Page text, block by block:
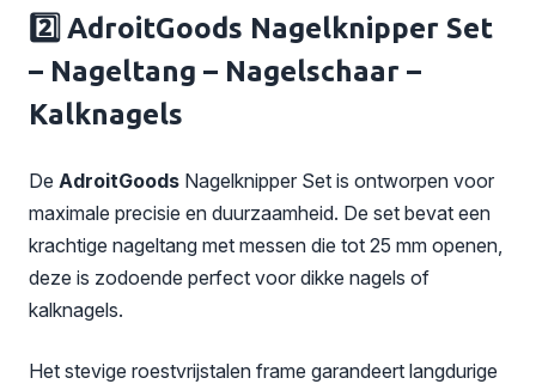
2️⃣ AdroitGoods Nagelknipper Set
– Nageltang – Nagelschaar –
Kalknagels
De AdroitGoods Nagelknipper Set is ontworpen voor
maximale precisie en duurzaamheid. De set bevat een
krachtige nageltang met messen die tot 25 mm openen,
deze is zodoende perfect voor dikke nagels of
kalknagels.
Het stevige roestvrijstalen frame garandeert langdurige